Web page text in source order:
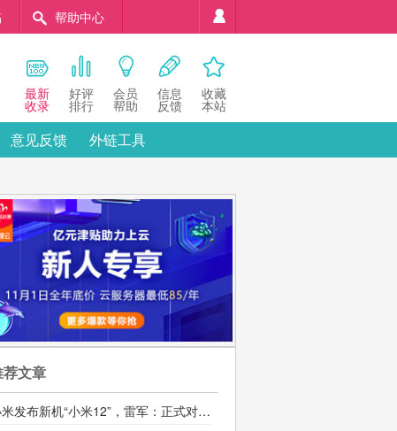
帮助中心
最新
收录
好评
排行
会员
帮助
信息
反馈
收藏
本站
意见反馈 外链工具
荐文章
小米发布新机“小米12”，雷军：正式对标苹果